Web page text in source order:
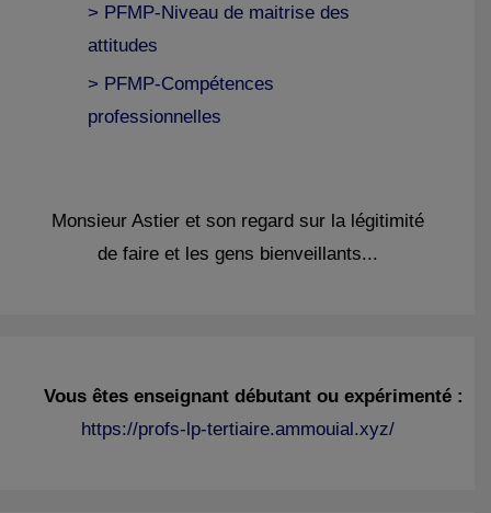
> PFMP-Niveau de maitrise des
attitudes
> PFMP-Compétences
professionnelles
Monsieur Astier et son regard sur la légitimité
de faire et les gens bienveillants...
Vous êtes enseignant débutant ou expérimenté :
https://profs-lp-tertiaire.ammouial.xyz/